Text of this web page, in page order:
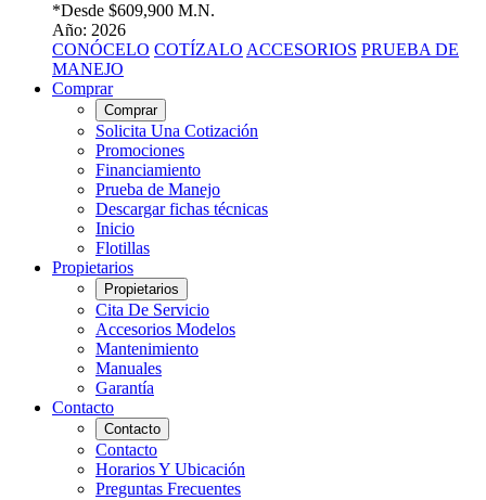
*Desde $609,900 M.N.
Año: 2026
CONÓCELO COTÍZALO ACCESORIOS PRUEBA DE
MANEJO
Comprar
Comprar
Solicita Una Cotización
Promociones
Financiamiento
Prueba de Manejo
Descargar fichas técnicas
Inicio
Flotillas
Propietarios
Propietarios
Cita De Servicio
Accesorios Modelos
Mantenimiento
Manuales
Garantía
Contacto
Contacto
Contacto
Horarios Y Ubicación
Preguntas Frecuentes